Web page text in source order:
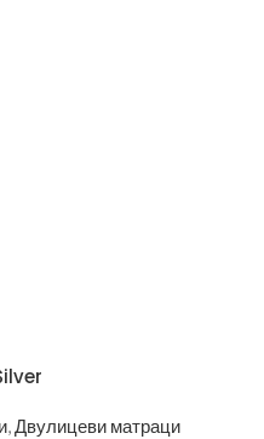
,Двулицеви матраци